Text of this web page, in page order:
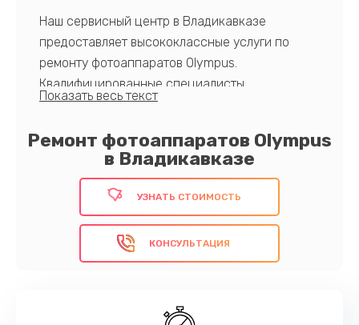
Ремонт фотоаппаратов Olympus
в Владикавказе
Наш сервисный центр в Владикавказе
предоставляет высококлассные услуги по
ремонту фотоаппаратов Olympus.
Квалифицированные специалисты,
современное оборудование и оригинальные
долгосрочную работоспособность вашего
устройства после ремонта.
Доверьте свою фототехнику Olympus
УЗНАТЬ СТОИМОСТЬ
КОНСУЛЬТАЦИЯ